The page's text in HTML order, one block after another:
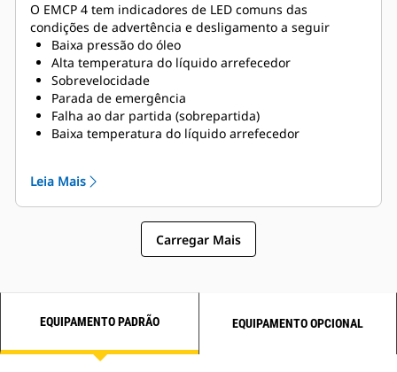
O EMCP 4 tem indicadores de LED comuns das
condições de advertência e desligamento a seguir
Baixa pressão do óleo
Alta temperatura do líquido arrefecedor
Sobrevelocidade
Parada de emergência
Falha ao dar partida (sobrepartida)
Baixa temperatura do líquido arrefecedor
Leia Mais
Carregar Mais
EQUIPAMENTO PADRÃO EQUIPAMENTO OPCIONAL